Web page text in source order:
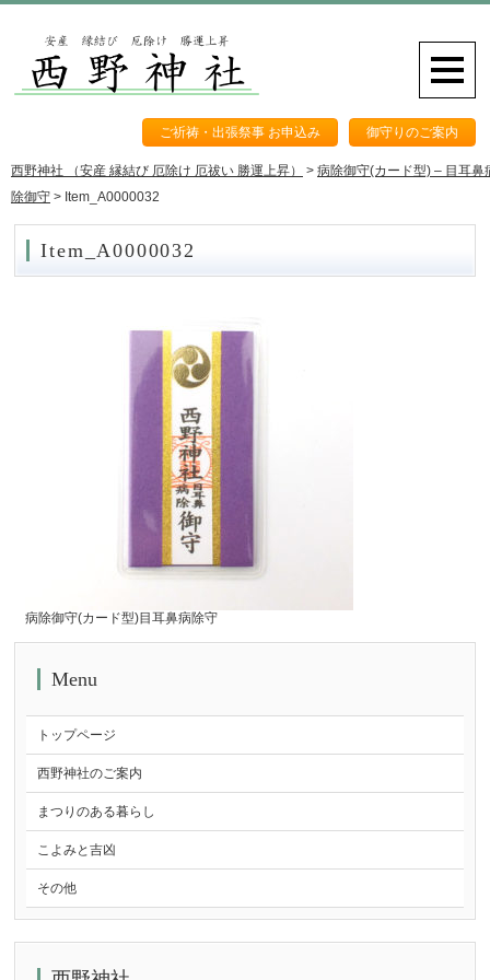
ご祈祷・出張祭事 お申込み 御守りのご案内
西野神社 （安産 縁結び 厄除け 厄祓い 勝運上昇） > 病除御守(カード型) – 目耳鼻
除御守 > Item_A0000032
Item_A0000032
病除御守(カード型)目耳鼻病除守
Menu
トップページ
西野神社のご案内
まつりのある暮らし
こよみと吉凶
その他